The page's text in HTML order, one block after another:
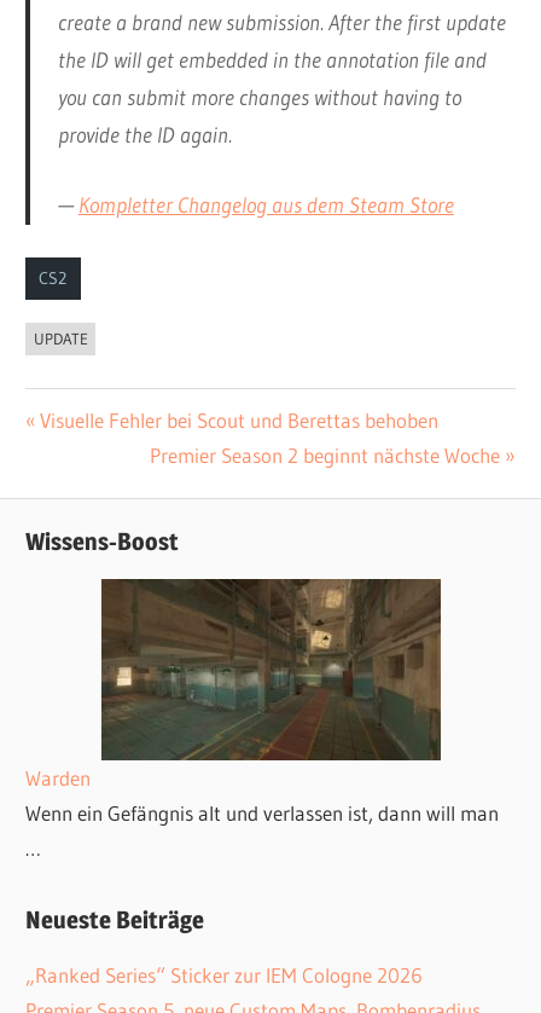
create a brand new submission. After the first update
the ID will get embedded in the annotation file and
you can submit more changes without having to
provide the ID again.
—Kompletter Changelog aus dem Steam Store
CS2
UPDATE
Beitrags-
Navigation
Vorheriger
Visuelle Fehler bei Scout und Berettas behoben
Nächster
Premier Season 2 beginnt nächste Woche
Wissens-Boost
Warden
Wenn ein Gefängnis alt und verlassen ist, dann will man
…
Neueste Beiträge
„Ranked Series“ Sticker zur IEM Cologne 2026